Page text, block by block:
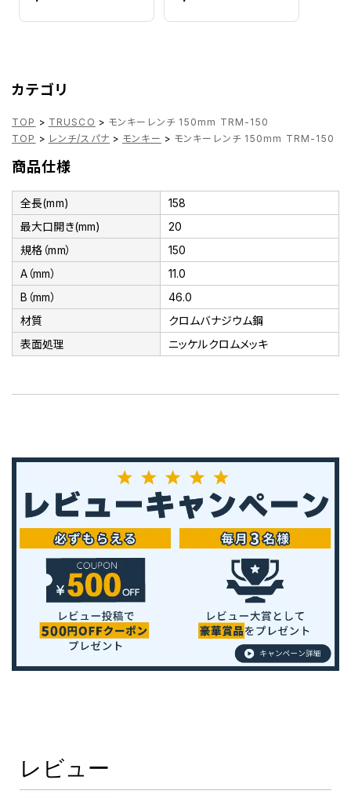
カテゴリ
TOP > TRUSCO > モンキーレンチ 150mm TRM-150
TOP > レンチ/スパナ > モンキー > モンキーレンチ 150mm TRM-150
商品仕様
全長(mm)
158
最大口開き(mm)
20
規格（mm）
150
A（mm）
11.0
B（mm）
46.0
材質
クロムバナジウム鋼
表面処理
ニッケルクロムメッキ
レビュー